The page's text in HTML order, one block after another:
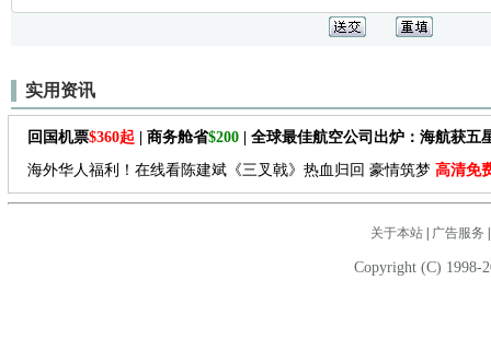
实用资讯
回国机票$360起 | 商务舱省$200 | 全球最佳航空公司出炉：海航获五
海外华人福利！在线看陈建斌《三叉戟》热血归回 豪情筑梦 高清免
关于本站| 广告服务
Copyright (C) 1998-